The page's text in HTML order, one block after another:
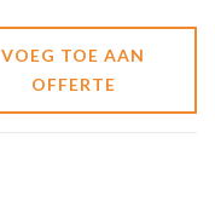
VOEG TOE AAN
OFFERTE